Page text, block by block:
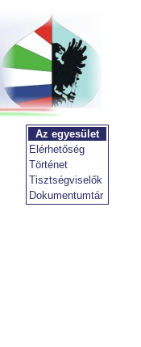
Az egyesület
Elérhetőség
Történet
Tisztségviselők
Dokumentumtár